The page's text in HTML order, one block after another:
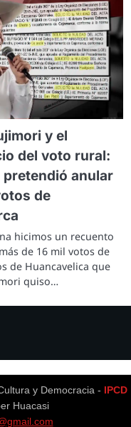
y el
del voto rural:
pretendió anular
de
hicimos un recuento
de 16 mil votos de
de Huancavelica que
quiso…
y Democracia - IPCD
Huacasi